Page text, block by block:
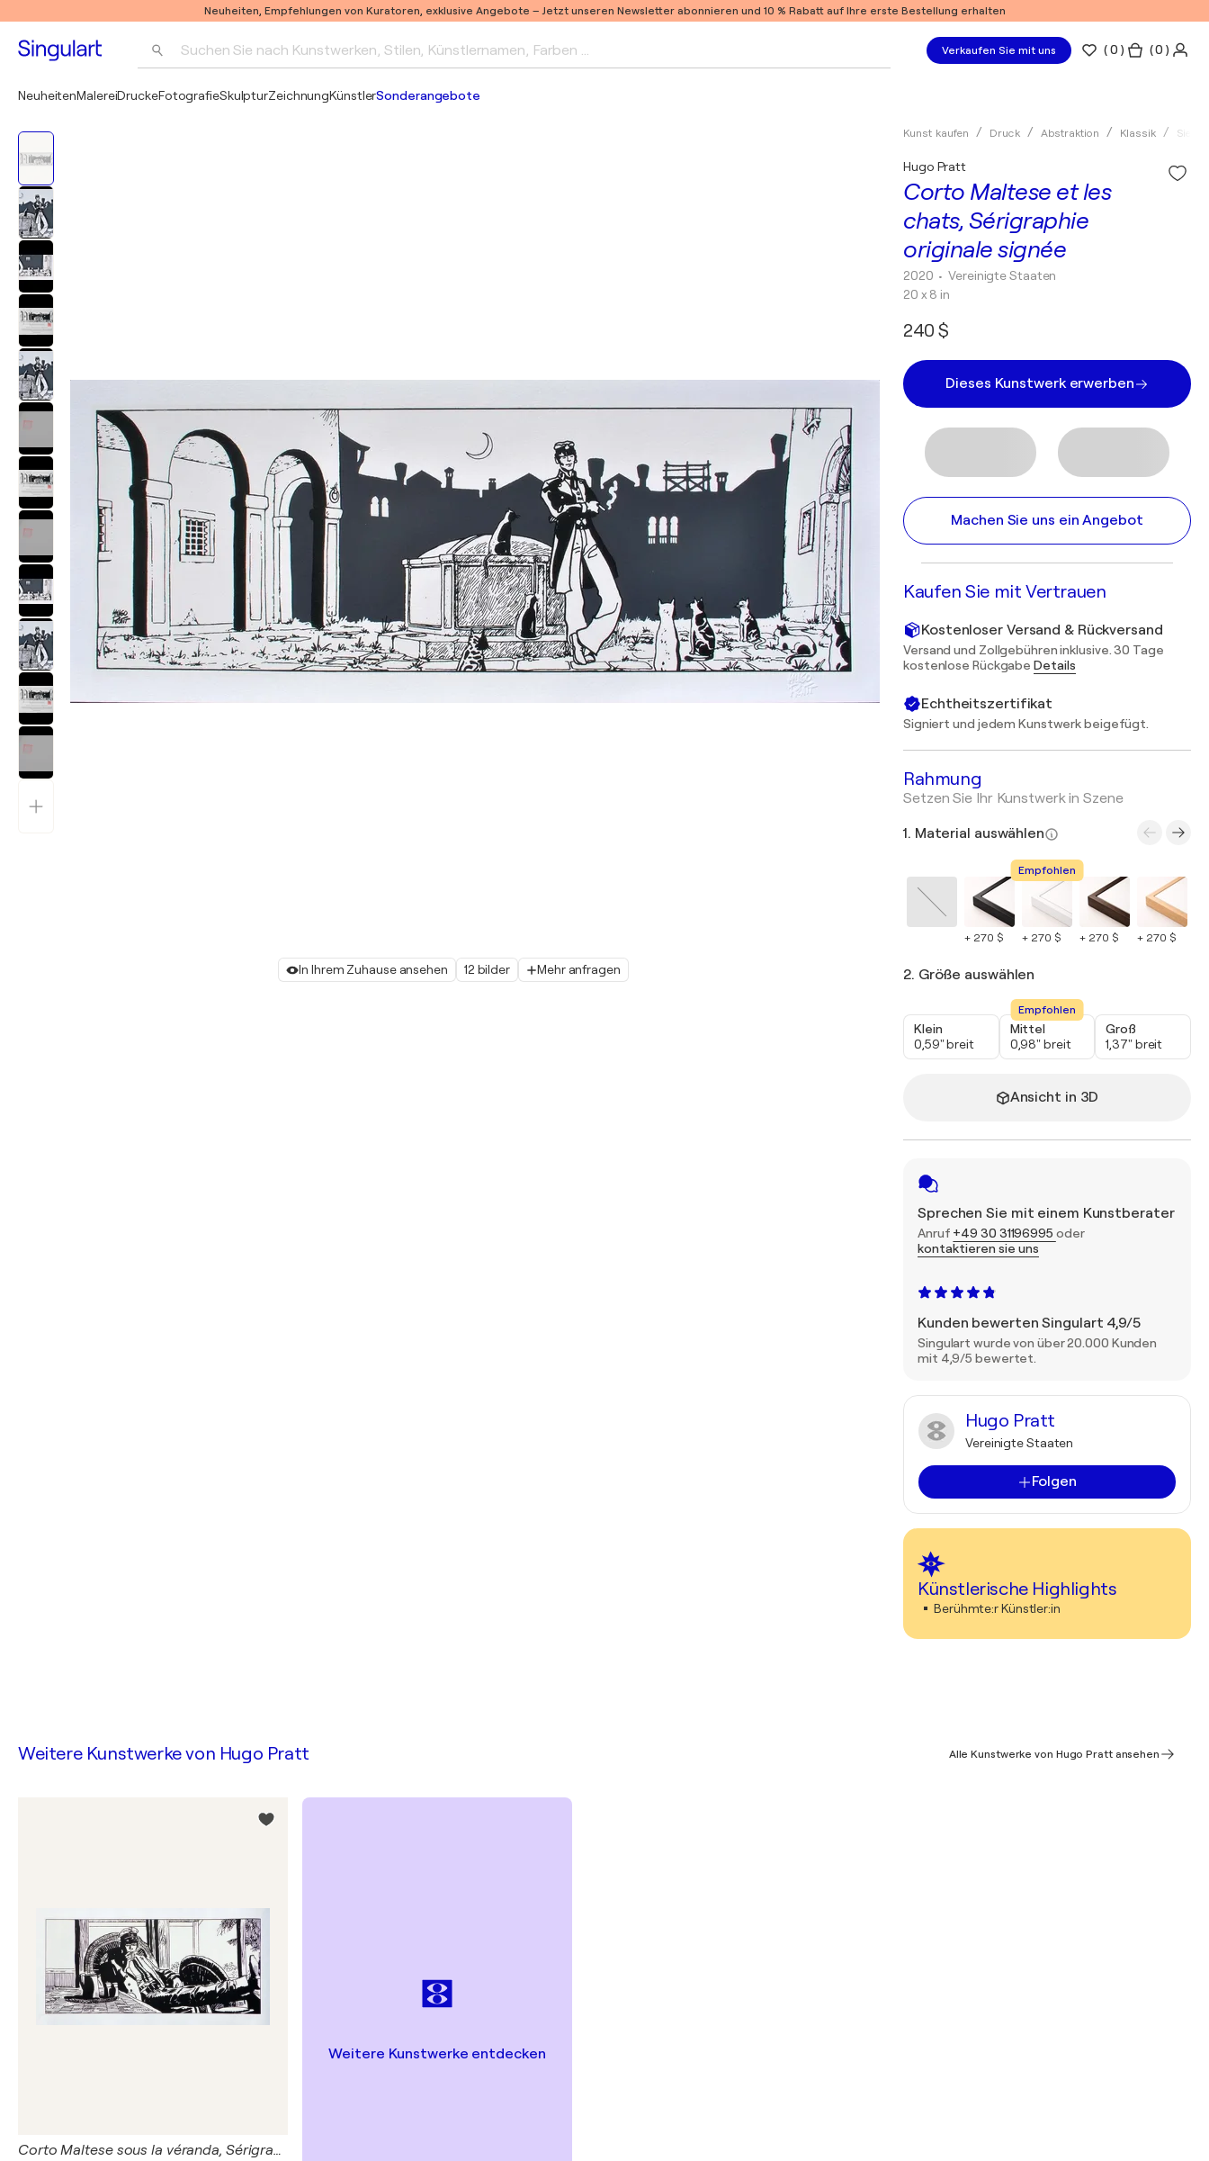
Neuheiten, Empfehlungen von Kuratoren, exklusive Angebote – Jetzt unseren Newsletter abonnieren und 10 % Rabatt auf Ihre erste Bestellung erhalten
Suchen Sie nach Kunstwerken, Stilen, Künstlernamen, Farben … Verkaufen Sie mit uns (0 ) ( 0 )
NeuheitenMalereiDruckeFotografieSkulpturZeichnungKünstlerSonderangebote
In Ihrem Zuhause ansehen 12 bilder Mehr anfragen
Kunst kaufen Druck Abstraktion Klassik
Corto Maltese et les
chats, Sérigraphie
originale signée
Hugo Pratt
2020 • Vereinigte Staaten
20 x 8 in
240 $
Dieses Kunstwerk erwerben
Machen Sie uns ein Angebot
Kaufen Sie mit Vertrauen
Kostenloser Versand & Rückversand
Versand und Zollgebühren inklusive. 30 Tage
kostenlose Rückgabe Details
Echtheitszertifikat
Signiert und jedem Kunstwerk beigefügt.
Rahmung
Setzen Sie Ihr Kunstwerk in Szene
1. Material auswählen
+ 270 $
Empfohlen
+ 270 $ + 270 $ + 270 $
2. Größe auswählen
Klein
0,59" breit
Empfohlen
Mittel
0,98" breit
Groß
1,37" breit
Ansicht in 3D
Sprechen Sie mit einem Kunstberater
Anruf +49 30 31196995 oder
kontaktieren sie uns
Kunden bewerten Singulart 4,9/5
Singulart wurde von über 20.000 Kunden
mit 4,9/5 bewertet.
Hugo Pratt
Vereinigte Staaten
Folgen
Künstlerische Highlights
Berühmte:r Künstler:in
Weitere Kunstwerke von Hugo Pratt Alle Kunstwerke von Hugo Pratt ansehen
Corto Maltese sous la véranda, Sérigraphie originale signée
Weitere Kunstwerke entdecken